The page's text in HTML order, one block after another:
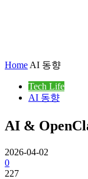
Home AI 동향
Tech Life
AI 동향
AI &
2026-04-02
0
227